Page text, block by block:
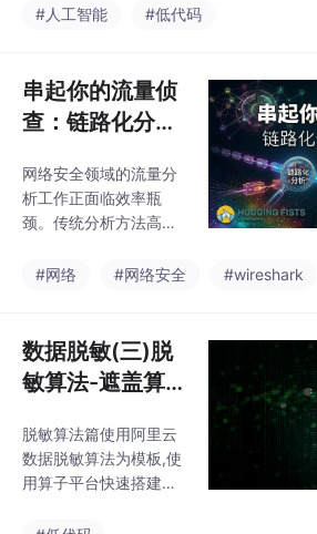
需解决场景适配、多语
中细节优化的重要性。
整个流程展现了OCR从
图，标识可能的文字区
步骤，将模糊概率图转
化为精确的文本框。整
个过程并非单一AI模型
别两个模型协同工作，
先定位文字位置再进行
内容识别。这种可视化
图片输入到文字输出的
知。
#人工智能 #低代码
串起你的流量侦
查：链路化分析
网络安全领域的流量分
析工作正面临效率瓶
颈。传统分析方法高度
程缺乏系统性沉淀，导
地提出"分析链路化"解
决方案，通过可视化算
子拖拽构建标准化分析
作步骤转化为可复用、
可观察的自动化链路。
该系统保留了专业分析
#网络 #网络安全 #wireshark
数据脱敏(三)脱
敏算法-遮盖算
脱敏算法篇使用阿里云
数据脱敏算法为模板,使
用算子平台快速搭建流